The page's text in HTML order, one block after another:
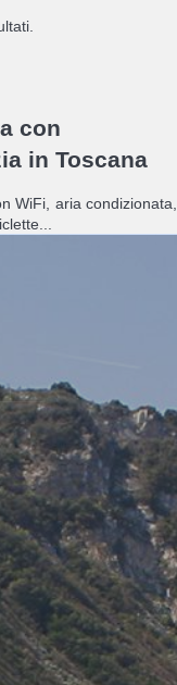
con
in Toscana
WiFi, aria condizionata,